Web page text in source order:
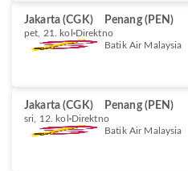
Jakarta (CGK) Penang (PEN)
pet, 21. kol Direktno
Batik Air Malaysia
Jakarta (CGK) Penang (PEN)
sri, 12. kol Direktno
Batik Air Malaysia